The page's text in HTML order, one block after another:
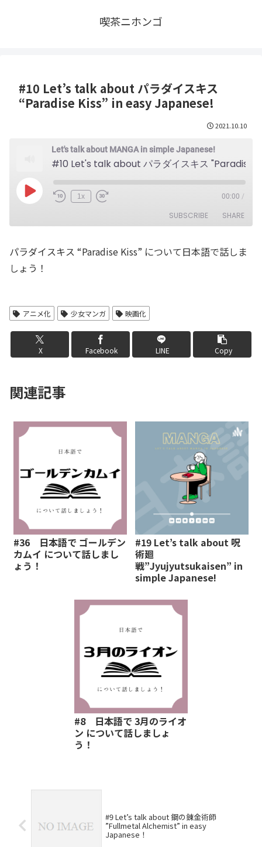
喫茶ニホンゴ
#10 Let’s talk about パラダイスキス
“Paradise Kiss” in easy Japanese!
2021.10.10
Let's talk about MANGA in simple Japanese!
Play
Episode
1x 00:00 /
SUBSCRIBE SHARE
RSS FEED
SHARE
LINK
EMBED
パラダイスキス “Paradise Kiss” について日本語で話しま
しょう！
アニメ化 少女マンガ 映画化
X Facebook LINE Copy
関連記事
#36 日本語で ゴールデン
カムイ について話しまし
ょう！
#19 Let’s talk about 呪
術廻
戦”Jyujyutsukaisen” in
simple Japanese!
#8 日本語で 3月のライオ
ン について話しましょ
う！
#9 Let’s talk about 鋼の錬金術師
”Fullmetal Alchemist” in easy
Japanese！